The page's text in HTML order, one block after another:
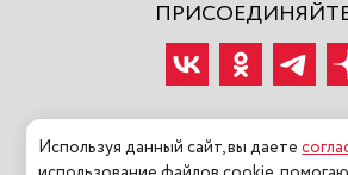
Используя данный сайт, вы даете